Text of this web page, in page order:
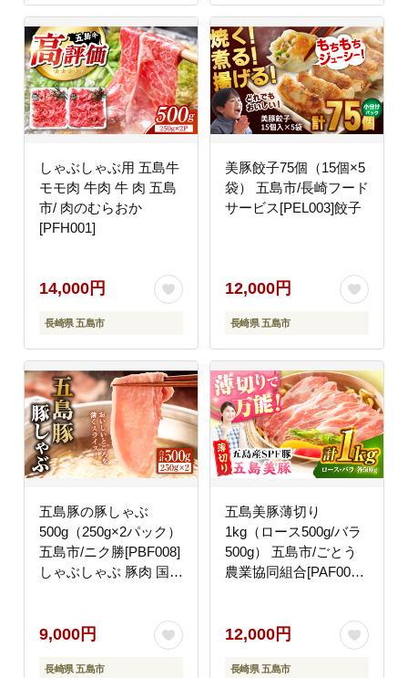
しゃぶしゃぶ用 五島牛
モモ肉 牛肉 牛 肉 五島
市/ 肉のむらおか
[PFH001]
14,000円
長崎県 五島市
美豚餃子75個（15個×5
袋） 五島市/長崎フード
サービス[PEL003]餃子
12,000円
長崎県 五島市
五島豚の豚しゃぶ
500g（250g×2パック）
五島市/ニク勝[PBF008]
しゃぶしゃぶ 豚肉 国産
9,000円
長崎県 五島市
五島美豚薄切り
1kg（ロース500g/バラ
500g） 五島市/ごとう
農業協同組合[PAF004]
豚 ぶた 肉冷凍 国産豚
12,000円
長崎県 五島市